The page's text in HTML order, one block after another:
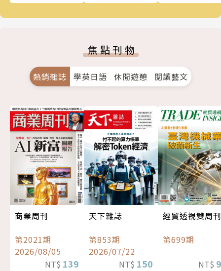
焦點刊物
熱銷雜誌 學英日語 休閒遊憩 閱讀藝文
商業周刊
第2021期
2026/08/05
NT$ 139
天下雜誌
第853期
2026/07/22
NT$ 150
經貿透視雙周刊
第699期
NT$